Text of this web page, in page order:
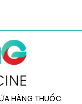
HÀNG THUỐC